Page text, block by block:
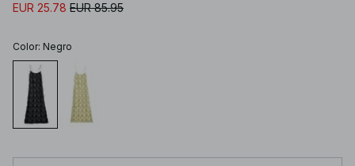
EUR 25.78 EUR 85.95
Color: Negro